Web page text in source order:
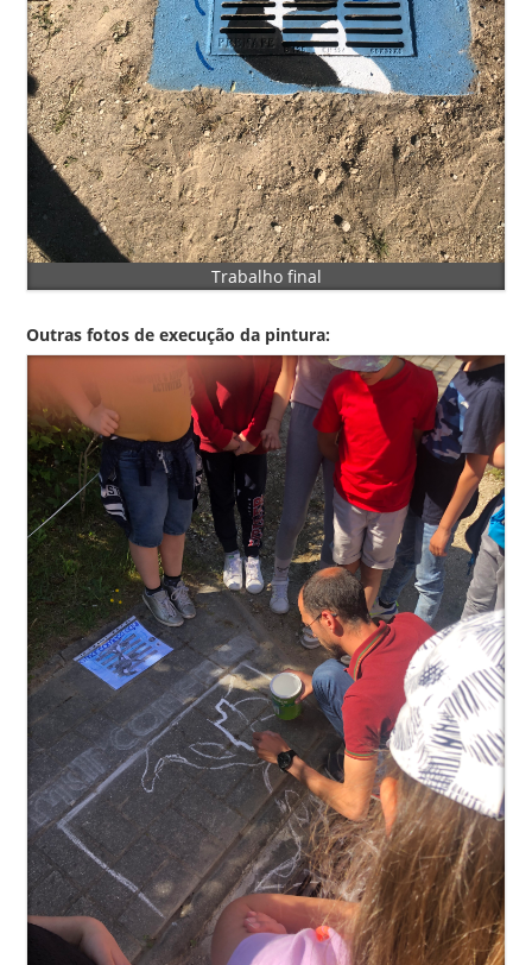
Trabalho final
Outras fotos de execução da pintura: